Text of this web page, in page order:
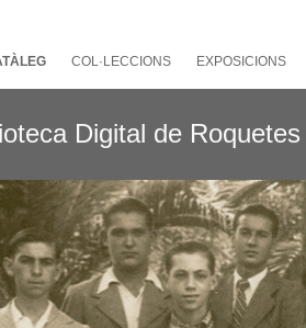
COL·LECCIONS EXPOSICIONS